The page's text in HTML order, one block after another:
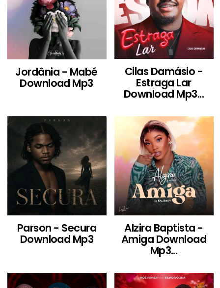
Jordânia - Mabé
Download Mp3
Cilas Damásio -
Estraga Lar
Download Mp3...
Parson - Secura
Download Mp3
Alzira Baptista -
Amiga Download
Mp3...